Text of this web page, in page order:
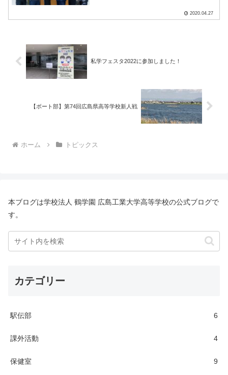
石、出原です。①入試広報部とは・・・
分かりやすくいうと、工大高校の素晴ら
2020.04.27
私学フェスタ2022に参加しました！
【ボート部】第74回広島県高等学校新人戦
ホーム トピックス
本ブログは学校法人 鶴学園 広島工業大学高等学校の公式ブログで
す。
カテゴリー
駅伝部 6
課外活動 4
保健室 9